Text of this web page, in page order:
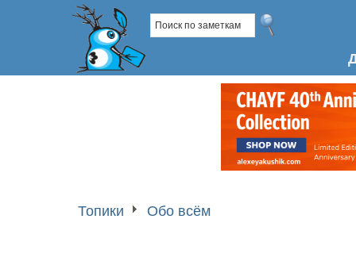
Топики Обо всём